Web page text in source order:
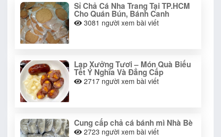
Sỉ Chả Cá Nha Trang Tại TP.HCM
Cho Quán Bún, Bánh Canh
3081 người xem bài viết
Lạp Xưởng Tươi – Món Quà Biếu
Tết Ý Nghĩa Và Đẳng Cấp
2717 người xem bài viết
Cung cấp chả cá bánh mì Nhà Bè
2723 người xem bài viết